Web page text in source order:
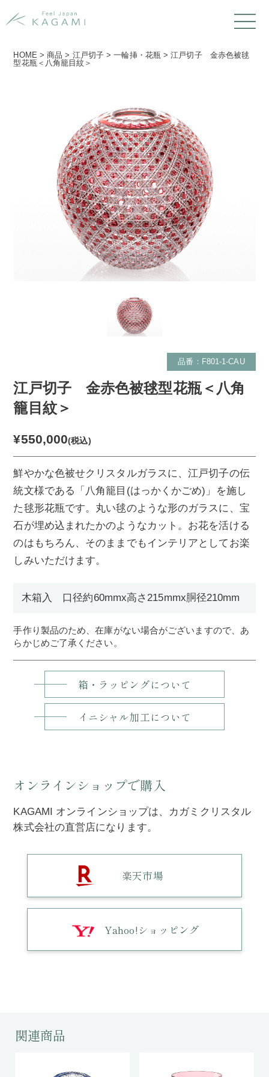
HOME >商品 > 江戸切子 >一輪挿・花瓶>江戸切子 金赤色被毬
型花瓶＜八角籠目紋＞
品番：F801-1-CAU
江戸切子 金赤色被毬型花瓶＜八角
籠目紋＞
¥550,000(税込)
鮮やかな色被せクリスタルガラスに、江戸切子の伝
統文様である「八角籠目(はっかくかごめ)」を施し
た毬形花瓶です。丸い毬のような形のガラスに、宝
石が埋め込まれたかのようなカット。お花を活ける
のはもちろん、そのままでもインテリアとしてお楽
しみいただけます。
木箱入 口径約60mmx高さ215mmx胴径210mm
手作り製品のため、在庫がない場合がございますので、あ
らかじめご了承ください。
箱・ラッピングについて
イニシャル加工について
オンラインショップで購入
KAGAMI オンラインショップは、カガミクリスタル
株式会社の直営店になります。
楽天市場
Yahoo!ショッピング
関連商品